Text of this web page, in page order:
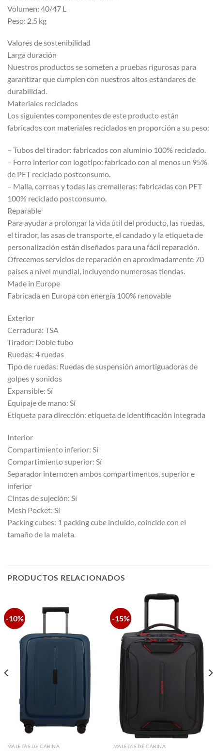
Volumen: 40/47 L
Peso: 2.5 kg
Valores de sostenibilidad
Larga duración
Nuestros productos se someten a pruebas rigurosas para
garantizar que cumplen con nuestros altos estándares de
durabilidad.
Materiales reciclados
Los siguientes componentes de este producto están
fabricados con materiales reciclados en proporción a su peso:
– Tubos del tirador: fabricados con aluminio 100% reciclado.
– Forro interior con logotipo: fabricado con al menos un 95%
de PET reciclado postconsumo.
– Malla, correas y todas las cremalleras: fabricadas con PET
100% reciclado postconsumo.
Reparable
Para ayudar a prolongar la vida útil del producto, las ruedas,
el tirador, las asas de transporte, el candado y la etiqueta de
personalización están diseñados para una fácil reparación.
Ofrecemos servicios de reparación en aproximadamente 70
países a nivel mundial, incluyendo numerosas tiendas.
Made in Europe
Fabricada en Europa con energía 100% renovable
Exterior
Cerradura: TSA
Tirador: Doble tubo
Ruedas: 4 ruedas
Tipo de ruedas: Ruedas de suspensión amortiguadoras de
golpes y sonidos
Expansible: Sí
Equipaje de mano: Sí
Etiqueta para dirección: etiqueta de identificación integrada
Interior
Compartimiento inferior: Sí
Compartimiento superior: Sí
Separador interno:en ambos compartimentos, superior e
inferior
Cintas de sujeción: Sí
Mesh Pocket: Sí
Packing cubes: 1 packing cube incluido, coincide con el
tamaño de la maleta.
PRODUCTOS RELACIONADOS
-10%
MALETAS DE CABINA
-15%
MALETAS DE CABINA